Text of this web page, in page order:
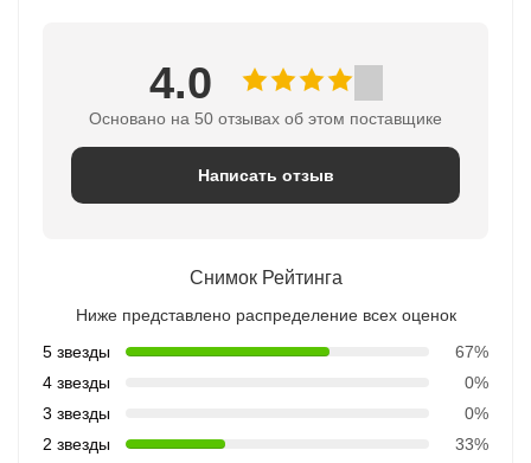
4.0
Основано на 50 отзывах об этом поставщике
Написать отзыв
Снимок Рейтинга
Ниже представлено распределение всех оценок
5 звезды
67%
4 звезды
0%
3 звезды
0%
2 звезды
33%